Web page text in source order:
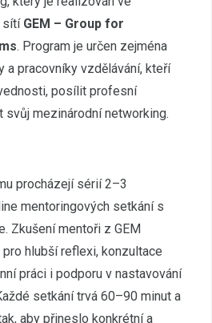
sítí GEM – Group for
. Program je určen zejména
a pracovníky vzdělávání, kteří
posílit profesní
mezinárodní networking.
procházejí sérií 2–3
mentoringových setkání s
Zkušení mentoři z GEM
hlubší reflexi, konzultace
práci i podporu v nastavování
setkání trvá 60–90 minut a
aby přineslo konkrétní a